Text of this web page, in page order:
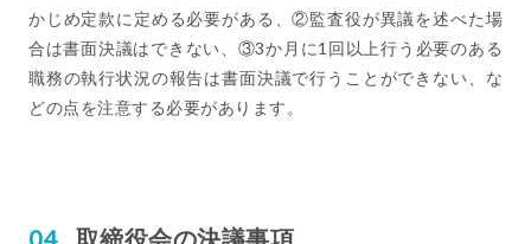
かじめ定款に定める必要がある、②監査役が異議を述べた場
合は書面決議はできない、③3か月に1回以上行う必要のある
職務の執行状況の報告は書面決議で行うことができない、な
どの点を注意する必要があります。
取締役会の決議事項